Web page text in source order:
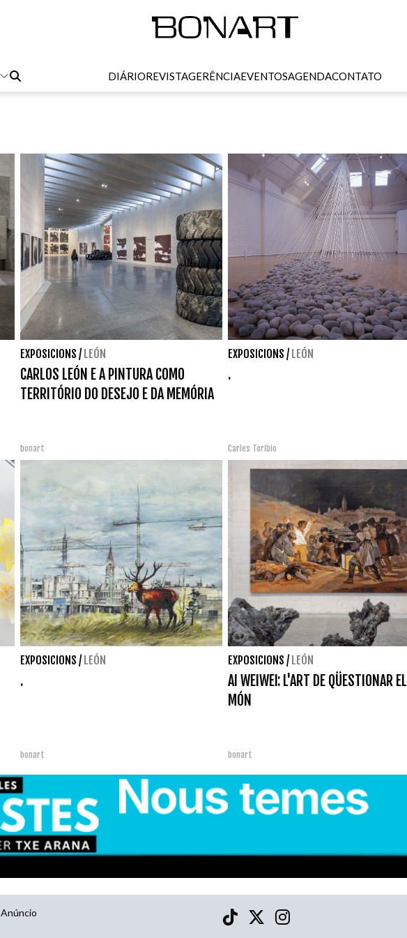
DIÁRIOREVISTAGERÊNCIAEVENTOSAGENDACONTATO
EXPOSICIONS / LEÓN
CARLOS LEÓN E A PINTURA COMO
TERRITÓRIO DO DESEJO E DA MEMÓRIA
bonart
EXPOSICIONS / LEÓN
.
Carles Toribio
EXPOSICIONS / LEÓN
.
bonart
EXPOSICIONS / LEÓN
AI WEIWEI: L'ART DE QÜESTIONAR EL
MÓN
bonart
Anúncio